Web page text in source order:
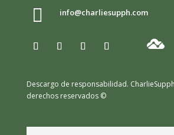
 info@charliesupph.com
Descargo de responsabilidad.
derechos reservados ©